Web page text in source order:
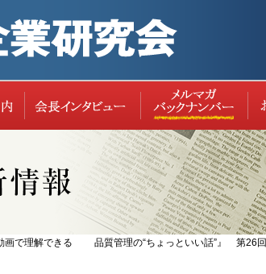
レポート（過去の実績
画で理解できる 品質管理の“ちょっといい話”』 第26